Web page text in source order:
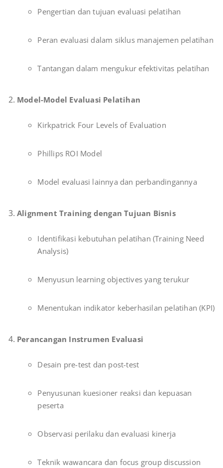
Pengertian dan tujuan evaluasi pelatihan
Peran evaluasi dalam siklus manajemen pelatihan
Tantangan dalam mengukur efektivitas pelatihan
Model-Model Evaluasi Pelatihan
Kirkpatrick Four Levels of Evaluation
Phillips ROI Model
Model evaluasi lainnya dan perbandingannya
Alignment Training dengan Tujuan Bisnis
Identifikasi kebutuhan pelatihan (Training Need
Analysis)
Menyusun learning objectives yang terukur
Menentukan indikator keberhasilan pelatihan (KPI)
Perancangan Instrumen Evaluasi
Desain pre-test dan post-test
Penyusunan kuesioner reaksi dan kepuasan
peserta
Observasi perilaku dan evaluasi kinerja
Teknik wawancara dan focus group discussion